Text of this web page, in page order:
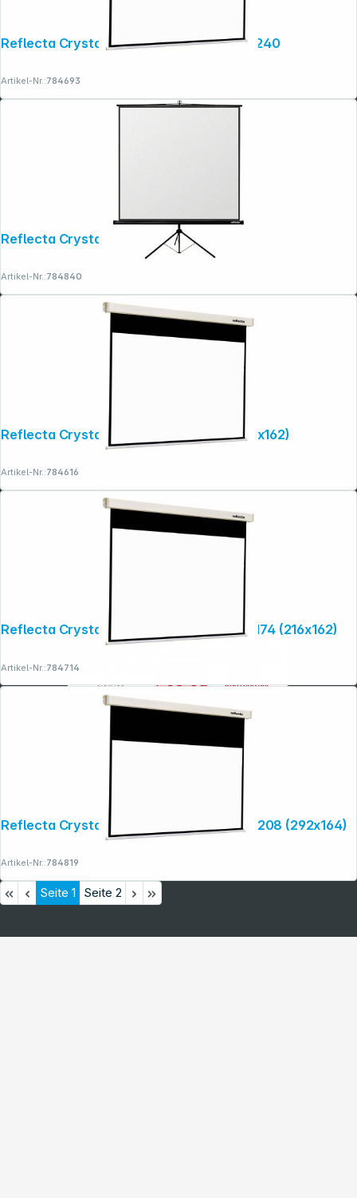
Reflecta Crystal-Line Rollo Softlift 240x240
Artikel-Nr.:784693
Reflecta Crystal-Line Stativ lux 180x180
Artikel-Nr.:784840
Reflecta Crystal-Line Rollo 220x174 (216x162)
Artikel-Nr.:784616
Reflecta Crystal-Line Rollo Softlift 220x174 (216x162)
Artikel-Nr.:784714
Reflecta Crystal-Line Motor RC lux 300x208 (292x164)
Artikel-Nr.:784819
Seite 1 Seite 2